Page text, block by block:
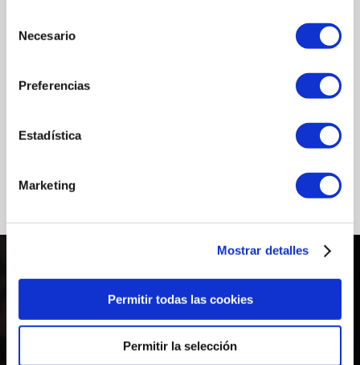
Necesario
Preferencias
Estadística
Marketing
Mostrar detalles
Permitir todas las cookies
Permitir la selección
Producto refrigerado: mantener entre 0-4 grados.